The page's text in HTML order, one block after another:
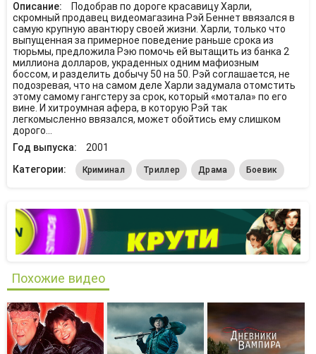
Описание:
Подобрав по дороге красавицу Харли,
скромный продавец видеомагазина Рэй Беннет ввязался в
самую крупную авантюру своей жизни. Харли, только что
выпущенная за примерное поведение раньше срока из
тюрьмы, предложила Рэю помочь ей вытащить из банка 2
миллиона долларов, украденных одним мафиозным
боссом, и разделить добычу 50 на 50. Рэй соглашается, не
подозревая, что на самом деле Харли задумала отомстить
этому самому гангстеру за срок, который «мотала» по его
вине. И хитроумная афера, в которую Рэй так
легкомысленно ввязался, может обойтись ему слишком
дорого...
Год выпуска:
2001
Категории:
Криминал Триллер Драма Боевик
Похожие видео